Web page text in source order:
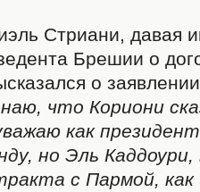
Стриани, давая
Брешии о
о
что Кориони
как
но Эль
с Пармой, как